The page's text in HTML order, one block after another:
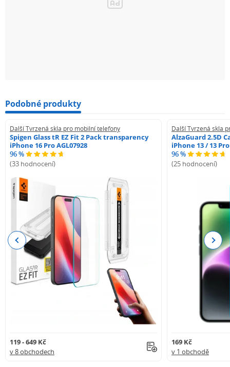
Podobné produkty
Další Tvrzená skla pro mobilní telefony
Spigen Glass tR EZ Fit 2 Pack transparency
iPhone 16 Pro AGL07928
96 %
(33 hodnocení)
119 - 649 Kč
v 8 obchodech
Další Tvrzená skla
AlzaGuard 2.5D
iPhone 13 / 13 Pro
96 %
(25 hodnocení)
169 Kč
v 1 obchodě
Previous Next